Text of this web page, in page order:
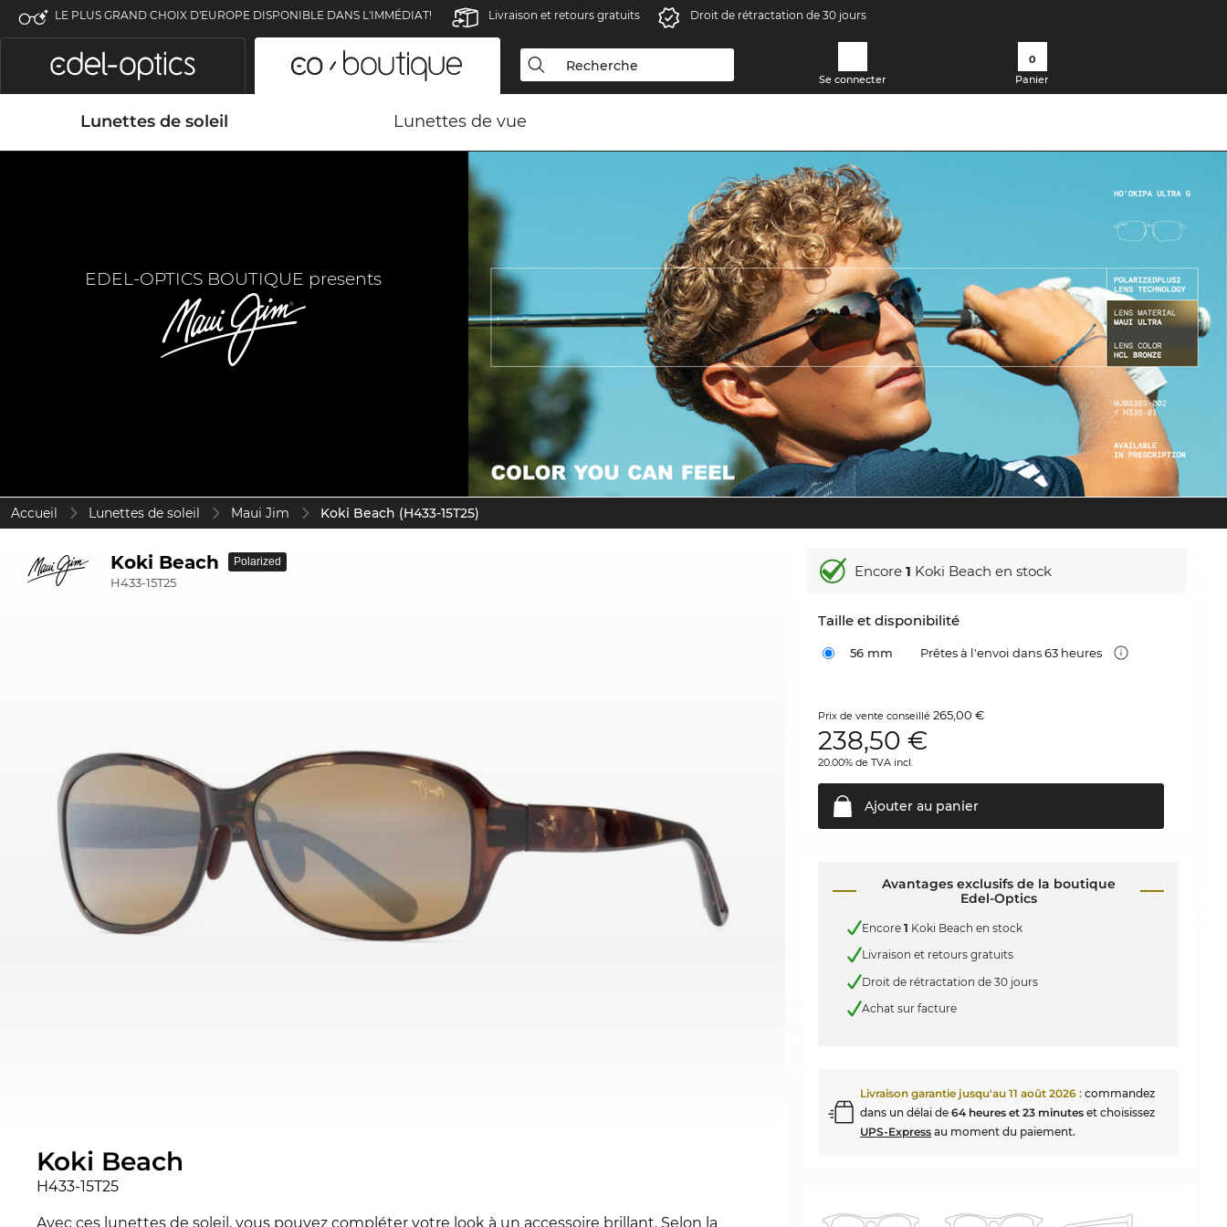
LE PLUS GRAND CHOIX D'EUROPE DISPONIBLE DANS L'IMMÉDIAT! Livraison et retours gratuits Droit de rétractation de 30 jours
Se connecter
0
Panier
Lunettes de soleil Lunettes de vue
EDEL-OPTICS BOUTIQUE presents
Accueil Lunettes de soleil Maui Jim Koki Beach (H433-15T25)
Koki Beach
H433-15T25
Polarized
Koki Beach
H433-15T25
Avec ces lunettes de soleil, vous pouvez compléter votre look à un accessoire brillant. Selon la
Encore1 Koki Beach en stock
Taille et disponibilité
56 mm Prêtes à l'envoi dans 63 heures
Prix de vente conseillé265,00 €
238,50 €
20.00% de TVA incl.
Ajouter au panier
Avantages exclusifs de la boutique
Edel-Optics
Encore1 Koki Beach en stock
Livraison et retours gratuits
Droit de rétractation de 30 jours
Achat sur facture
Livraison garantie jusqu'au11 août 2026 : commandez
dans un délai de64 heures et 23 minutes et choisissez
UPS-Express au moment du paiement.